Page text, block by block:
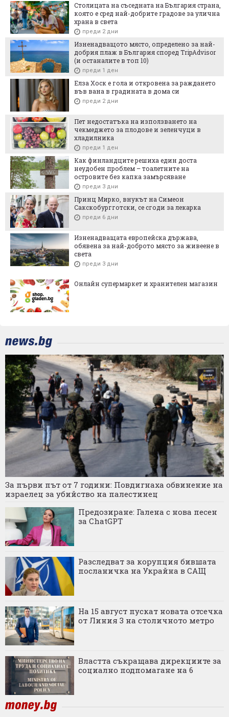
Столицата на съседната на България страна,
която е сред най-добрите градове за улична
храна в света
преди 2 дни
Изненадващото място, определено за най-
добрия плаж в България според TripAdvisor
(и останалите в топ 10)
преди 1 ден
Елза Хоск е гола и откровена за раждането
във вана в градината в дома си
преди 2 дни
Пет недостатъка на използването на
чекмеджето за плодове и зеленчуци в
хладилника
преди 1 ден
Как финландците решиха един доста
неудобен проблем – тоалетните на
островите без капка замърсяване
преди 3 дни
Принц Мирко, внукът на Симеон
Сакскобургготски, се сгоди за лекарка
преди 6 дни
Изненадващата европейска държава,
обявена за най-доброто място за живеене в
света
преди 3 дни
Онлайн супермаркет и хранителен магазин
За първи път от 7 години: Повдигнаха обвинение на
израелец за убийство на палестинец
Предозиране: Галена с нова песен
за ChatGPT
Разследват за корупция бившата
посланичка на Украйна в САЩ
На 15 август пускат новата отсечка
от Линия 3 на столичното метро
Властта съкращава дирекциите за
социално подпомагане на 6